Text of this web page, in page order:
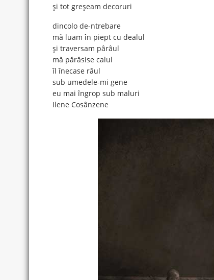
şi tot greşeam decoruri
dincolo de-ntrebare
mă luam în piept cu dealul
şi traversam pârâul
mă părăsise calul
îl înecase râul
sub umedele-mi gene
eu mai îngrop sub maluri
Ilene Cosânzene